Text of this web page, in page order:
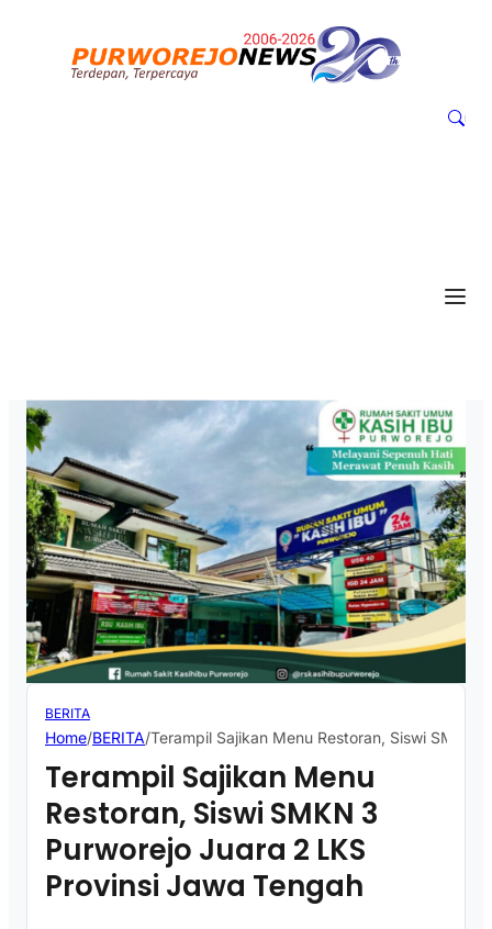
BERITA
Home/BERITA/Terampil Sajikan Menu Restoran, Siswi SMKN
Terampil Sajikan Menu
Restoran, Siswi SMKN 3
Purworejo Juara 2 LKS
Provinsi Jawa Tengah